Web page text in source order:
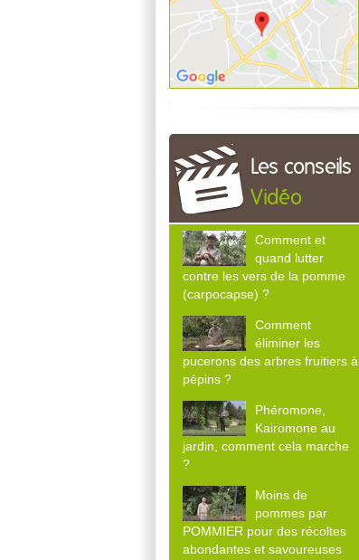
Les conseils
Vidéo
Comment et
quand lutter
contre les vers de la pomme
(carpocapse) ?
Comment
éliminer les
pucerons des arbres fruitiers à
pépins ?
Phéromone,
Kairomone au
jardin, comment cela marche
?
Moins de
pommes par
POMMIER pour des récoltes
abondantes et savoureuses